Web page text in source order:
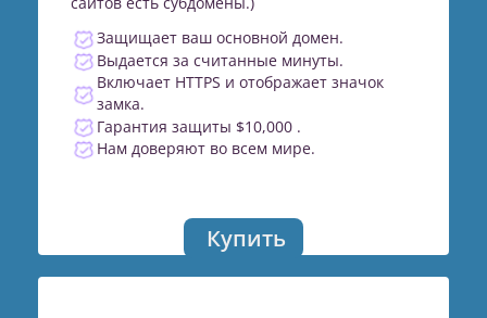
Защищает ваш основной домен.
Выдается за считанные минуты.
Включает HTTPS и отображает значок
замка.
Гарантия защиты $10,000 .
Нам доверяют во всем мире.
Купить